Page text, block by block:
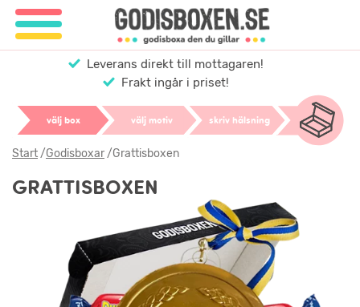
Leverans direkt till mottagaren!
Frakt ingår i priset!
välj box välj motiv skriv hälsning
Start/Godisboxar/Grattisboxen
GRATTISBOXEN